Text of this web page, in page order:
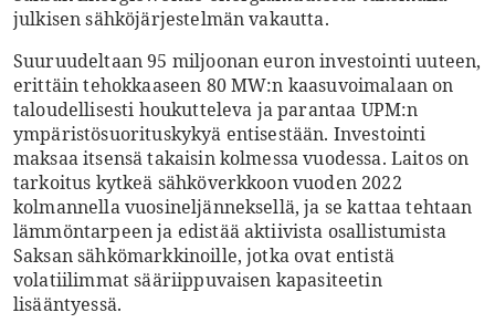
julkisen sähköjärjestelmän vakautta.
Suuruudeltaan 95 miljoonan euron investointi uuteen,
erittäin tehokkaaseen 80 MW:n kaasuvoimalaan on
taloudellisesti houkutteleva ja parantaa UPM:n
ympäristösuorituskykyä entisestään. Investointi
maksaa itsensä takaisin kolmessa vuodessa. Laitos on
tarkoitus kytkeä sähköverkkoon vuoden 2022
kolmannella vuosineljänneksellä, ja se kattaa tehtaan
lämmöntarpeen ja edistää aktiivista osallistumista
Saksan sähkömarkkinoille, jotka ovat entistä
volatiilimmat sääriippuvaisen kapasiteetin
lisääntyessä.